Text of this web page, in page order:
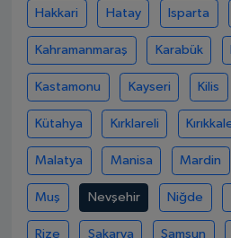
Hakkari Hatay Isparta
Kahramanmaraş Karabük
Kastamonu Kayseri Kilis
Kütahya Kırklareli
Malatya Manisa Mardin
Muş Nevşehir Niğde
Rize Sakarya Samsun